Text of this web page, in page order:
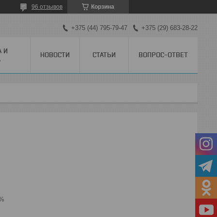
Корзина
96 отзывов
+375 (44) 795-79-47 +375 (29) 683-28-22
И
НОВОСТИ СТАТЬИ ВОПРОС-ОТВЕТ